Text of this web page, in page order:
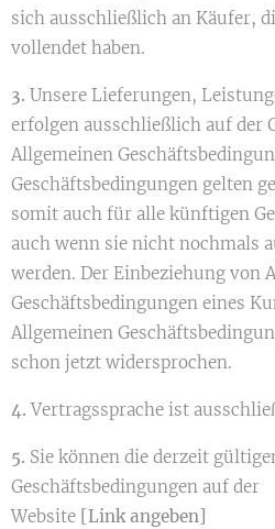
sich ausschließlich an Käufer,
vollendet haben.
3. Unsere Lieferungen,
erfolgen ausschließlich auf der
Allgemeinen
Geschäftsbedingungen gelten
somit auch für alle künftigen
auch wenn sie nicht nochmals
werden. Der Einbeziehung von
Geschäftsbedingungen eines
Allgemeinen
schon jetzt widersprochen.
4. Vertragssprache ist
5. Sie können die derzeit
Geschäftsbedingungen auf der
Website [Link angeben]